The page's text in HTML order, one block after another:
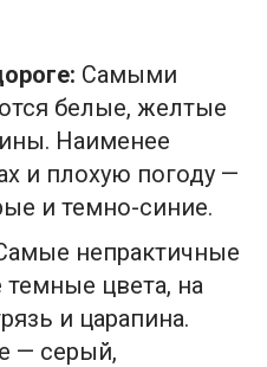
Самыми
белые, желтые
Наименее
и плохую погоду —
и темно-синие.
непрактичные
цвета, на
и царапина.
— серый,